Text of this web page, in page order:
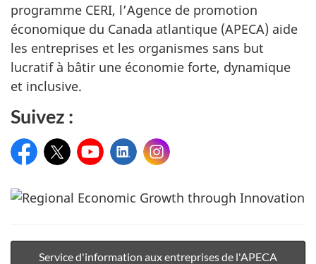
programme CERI, l’Agence de promotion
économique du Canada atlantique (APECA) aide
les entreprises et les organismes sans but
lucratif à bâtir une économie forte, dynamique
et inclusive.
Suivez :
FacebookTwitterYouTubeLinkedInInstagram
Service d'information aux entreprises de l'APECA